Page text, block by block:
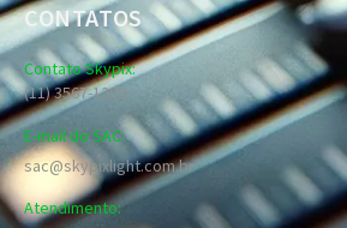
CONTATOS
Contato Skypix:
(11) 3567-1289
E-mail do SAC:
sac@skypixlight.com.br
Atendimento: